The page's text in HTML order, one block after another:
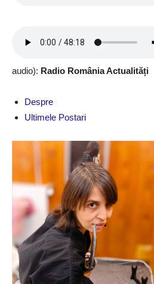
audio): Radio România Actualități
Despre
Ultimele Postari